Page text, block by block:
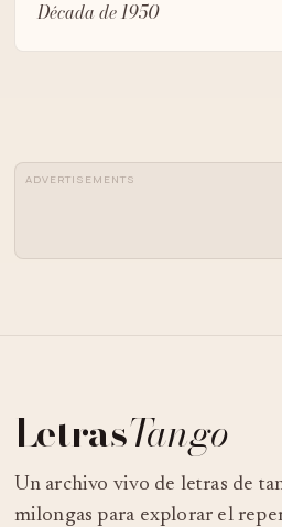
Década de 1950
ADVERTISEMENTS
LetrasTango
Un archivo vivo de letras de
milongas para explorar el